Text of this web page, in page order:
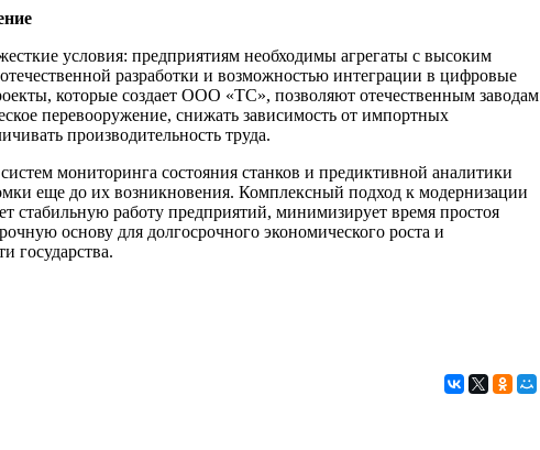
условия: предприятиям необходимы агрегаты с высоким
разработки и возможностью интеграции в цифровые
которые создает OOO «ТС», позволяют отечественным заводам
перевооружение, снижать зависимость от импортных
производительность труда.
мониторинга состояния станков и предиктивной аналитики
еще до их возникновения. Комплексный подход к модернизации
стабильную работу предприятий, минимизирует время простоя
основу для долгосрочного экономического роста и
государства.